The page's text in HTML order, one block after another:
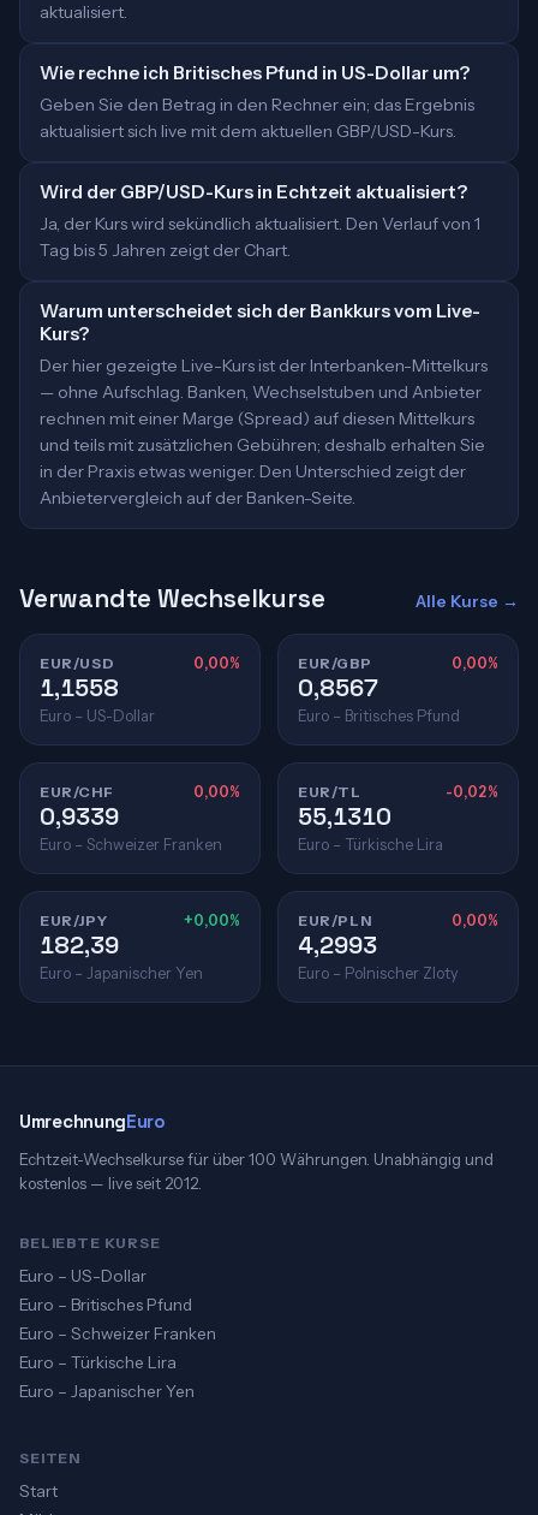
aktualisiert.
Wie rechne ich Britisches Pfund in US-Dollar um?
Geben Sie den Betrag in den Rechner ein; das Ergebnis
aktualisiert sich live mit dem aktuellen GBP/USD-Kurs.
Wird der GBP/USD-Kurs in Echtzeit aktualisiert?
Ja, der Kurs wird sekündlich aktualisiert. Den Verlauf von 1
Tag bis 5 Jahren zeigt der Chart.
Warum unterscheidet sich der Bankkurs vom Live-
Kurs?
Der hier gezeigte Live-Kurs ist der Interbanken-Mittelkurs
— ohne Aufschlag. Banken, Wechselstuben und Anbieter
rechnen mit einer Marge (Spread) auf diesen Mittelkurs
und teils mit zusätzlichen Gebühren; deshalb erhalten Sie
in der Praxis etwas weniger. Den Unterschied zeigt der
Anbietervergleich auf der Banken-Seite.
Verwandte Wechselkurse Alle Kurse →
EUR/USD 0,00%
1,1558
Euro – US-Dollar
EUR/GBP 0,00%
0,8567
Euro – Britisches Pfund
EUR/CHF 0,00%
0,9339
Euro – Schweizer Franken
EUR/TL -0,02%
55,1310
Euro – Türkische Lira
EUR/JPY +0,00%
182,39
Euro – Japanischer Yen
EUR/PLN 0,00%
4,2993
Euro – Polnischer Zloty
UmrechnungEuro
Echtzeit-Wechselkurse für über 100 Währungen. Unabhängig und
kostenlos — live seit 2012.
BELIEBTE KURSE
Euro – US-Dollar
Euro – Britisches Pfund
Euro – Schweizer Franken
Euro – Türkische Lira
Euro – Japanischer Yen
SEITEN
Start